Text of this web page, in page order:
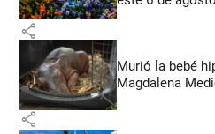
share
Murió la bebé
Magdalena
share